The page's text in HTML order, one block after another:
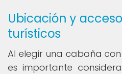
Ubicación y
turísticos
Al elegir una cabaña
es importante